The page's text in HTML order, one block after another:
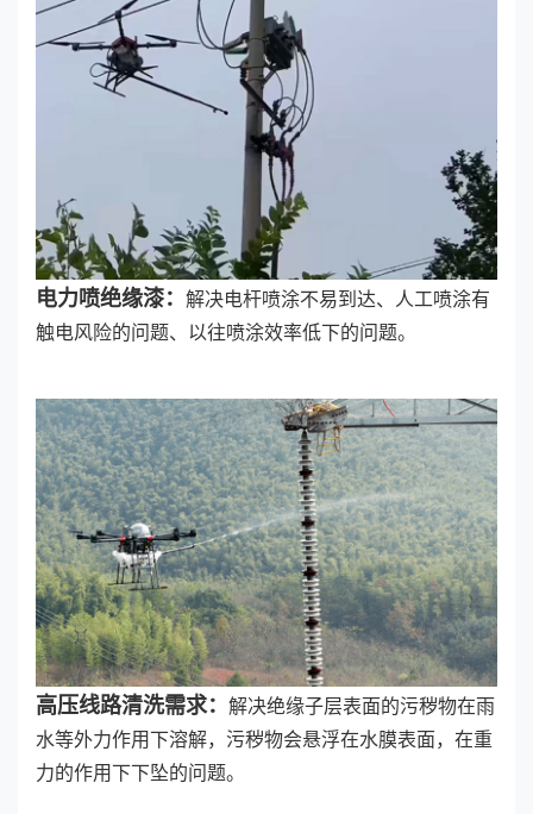
电力喷绝缘漆： 解决电杆喷涂不易到达、人工喷涂有
触电风险的问题、以往喷涂效率低下的问题。
高压线路清洗需求： 解决绝缘子层表面的污秽物在雨
水等外力作用下溶解，污秽物会悬浮在水膜表面，在重
力的作用下下坠的问题。